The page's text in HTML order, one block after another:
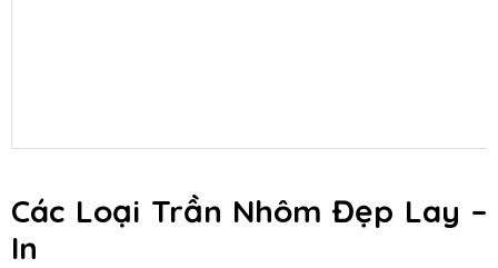
Các Loại Trần Nhôm Đẹp Lay –
In